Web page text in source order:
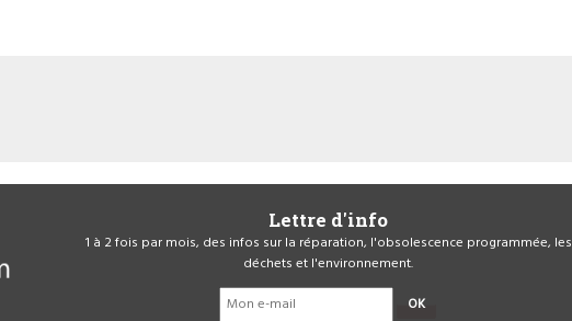
Lettre d'info
1 à 2 fois par mois, des infos sur la réparation, l'obsolescence programmée, les
déchets et l'environnement.
OK